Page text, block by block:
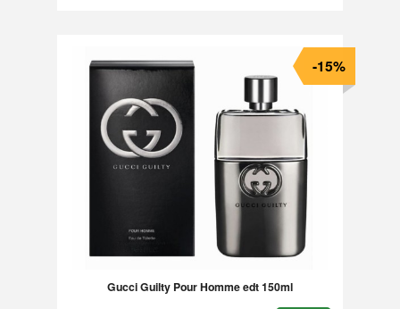
Gucci Guilty Pour Homme edt 150ml
-15%